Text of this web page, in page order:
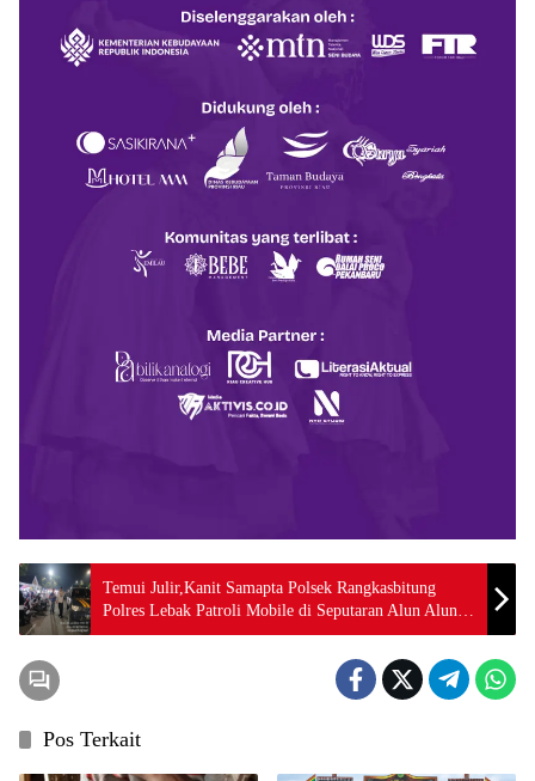
Temui Julir,Kanit Samapta Polsek Rangkasbitung
Polres Lebak Patroli Mobile di Seputaran Alun Alun
Rangkasbitung Cegah C3
Pos Terkait